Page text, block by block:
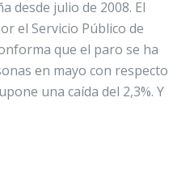
desde julio de 2008. El
el Servicio Público de
que el paro se ha
en mayo con respecto
una caída del 2,3%. Y